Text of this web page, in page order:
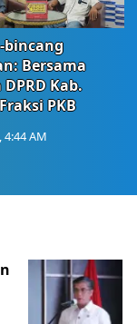
bincang
Bersama
Kab.
PKB
4:44 AM